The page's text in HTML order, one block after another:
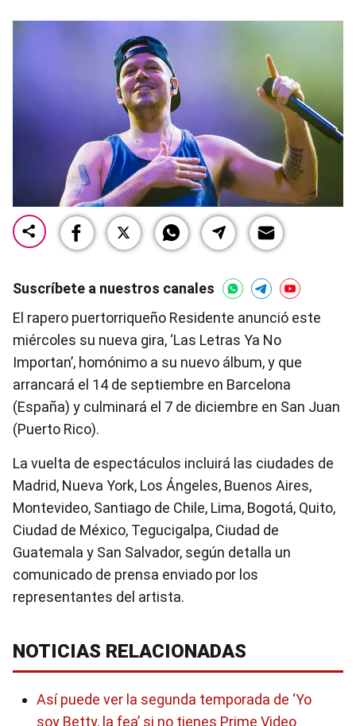
Suscríbete a nuestros canales
El rapero puertorriqueño Residente anunció este
miércoles su nueva gira, ‘Las Letras Ya No
Importan’, homónimo a su nuevo álbum, y que
arrancará el 14 de septiembre en Barcelona
(España) y culminará el 7 de diciembre en San Juan
(Puerto Rico).
La vuelta de espectáculos incluirá las ciudades de
Madrid, Nueva York, Los Ángeles, Buenos Aires,
Montevideo, Santiago de Chile, Lima, Bogotá, Quito,
Ciudad de México, Tegucigalpa, Ciudad de
Guatemala y San Salvador, según detalla un
comunicado de prensa enviado por los
representantes del artista.
NOTICIAS RELACIONADAS
Así puede ver la segunda temporada de ‘Yo
soy Betty, la fea’ si no tienes Prime Video